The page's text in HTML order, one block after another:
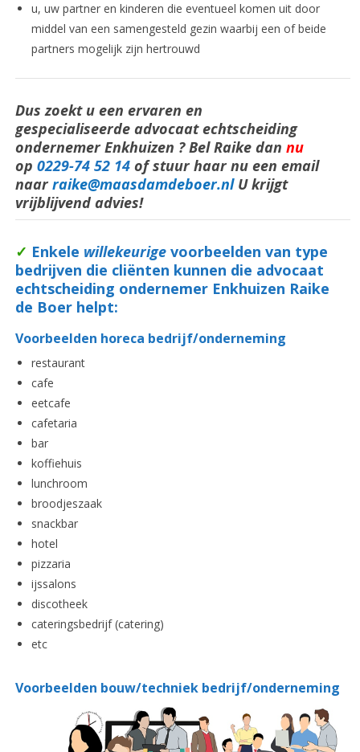
u, uw partner en kinderen die eventueel komen uit door
middel van een samengesteld gezin waarbij een of beide
partners mogelijk zijn hertrouwd
Dus zoekt u een ervaren en
gespecialiseerde advocaat echtscheiding
ondernemer Enkhuizen ? Bel Raike dan nu
op 0229-74 52 14 of stuur haar nu een email
naar raike@maasdamdeboer.nl U krijgt
vrijblijvend advies!
✓ Enkele willekeurigevoorbeelden van type
bedrijven die cliënten kunnen die advocaat
echtscheiding ondernemer Enkhuizen Raike
de Boer helpt:
Voorbeelden horeca bedrijf/onderneming
restaurant
cafe
eetcafe
cafetaria
bar
koffiehuis
lunchroom
broodjeszaak
snackbar
hotel
pizzaria
ijssalons
discotheek
cateringsbedrijf (catering)
etc
Voorbeelden bouw/techniek bedrijf/onderneming